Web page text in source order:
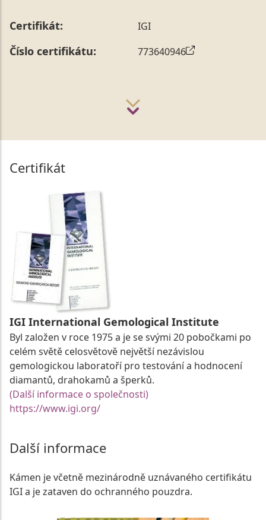
Certifikát: IGI
Číslo certifikátu: 773640946
Certifikát
IGI International Gemological Institute
Byl založen v roce 1975 a je se svými 20 pobočkami po
celém světě celosvětově největší nezávislou
gemologickou laboratoří pro testování a hodnocení
diamantů, drahokamů a šperků.
(Další informace o společnosti)
https://www.igi.org/
Další informace
Kámen je včetně mezinárodně uznávaného certifikátu
IGI a je zataven do ochranného pouzdra.